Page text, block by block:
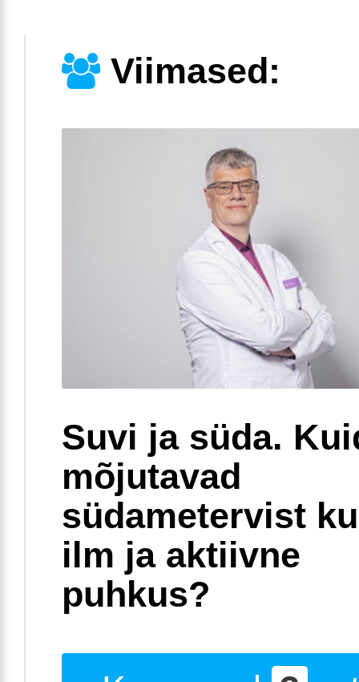
Viimased:
Suvi ja süda.
mõjutavad
südametervist
ilm ja aktiivne
puhkus?